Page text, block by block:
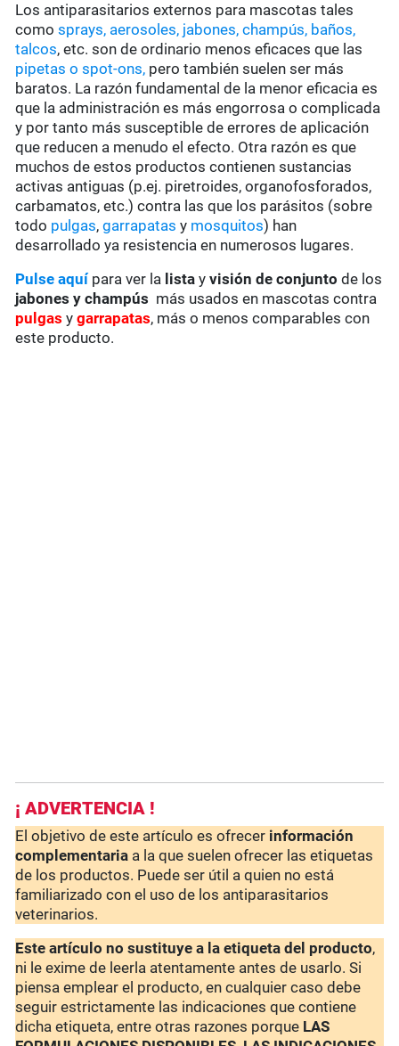
Los antiparasitarios externos para mascotas tales
comosprays, aerosoles, jabones, champús, baños,
talcos, etc. son de ordinario menos eficaces que las
pipetas o spot-ons, pero también suelen ser más
baratos. La razón fundamental de la menor eficacia es
que la administración es más engorrosa o complicada
y por tanto más susceptible de errores de aplicación
que reducen a menudo el efecto. Otra razón es que
muchos de estos productos contienen sustancias
activas antiguas (p.ej. piretroides, organofosforados,
carbamatos, etc.) contra las que los parásitos (sobre
todo pulgas,garrapatas y mosquitos) han
desarrollado ya resistencia en numerosos lugares.
Pulse aquípara ver la lista yvisión de conjunto de los
jabones y champús más usados en mascotas contra
pulgas ygarrapatas, más o menos comparables con
este producto.
¡ ADVERTENCIA !
El objetivo de este artículo es ofrecer información
complementaria a la que suelen ofrecer las etiquetas
de los productos. Puede ser útil a quien no está
familiarizado con el uso de los antiparasitarios
veterinarios.
Este artículo no sustituye a la etiqueta del producto,
ni le exime de leerla atentamente antes de usarlo. Si
piensa emplear el producto, en cualquier caso debe
seguir estrictamente las indicaciones que contiene
dicha etiqueta, entre otras razones porque LAS